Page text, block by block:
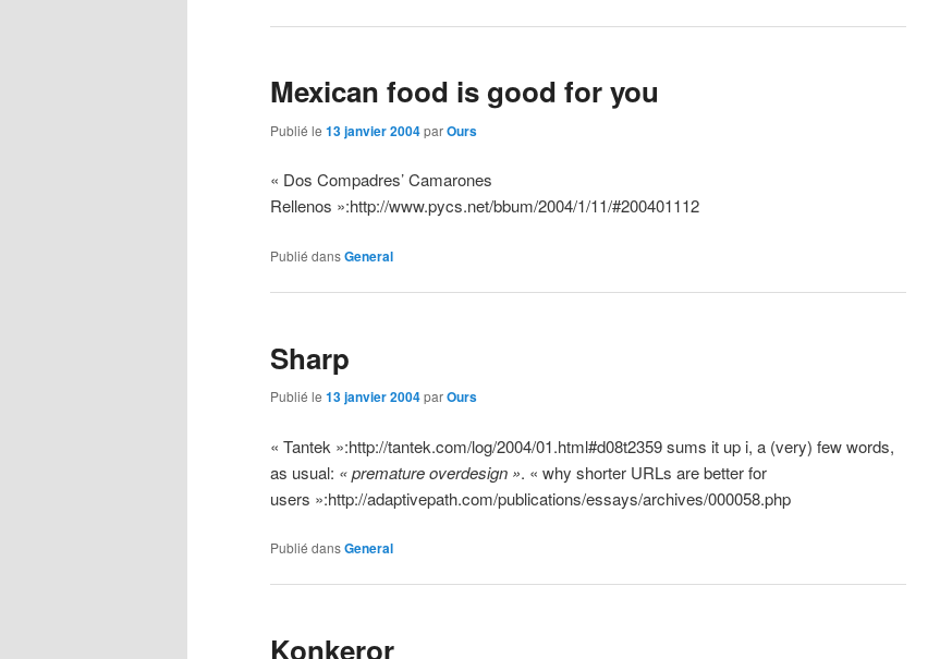
Mexican food is good for you
Publié le 13 janvier 2004parOurs
« Dos Compadres’ Camarones
Rellenos »:http://www.pycs.net/bbum/2004/1/11/#200401112
Publié dansGeneral
Sharp
Publié le 13 janvier 2004parOurs
« Tantek »:http://tantek.com/log/2004/01.html#d08t2359 sums it up i, a (very) few words,
as usual: « premature overdesign ». « why shorter URLs are better for
users »:http://adaptivepath.com/publications/essays/archives/000058.php
Publié dansGeneral
Konkeror